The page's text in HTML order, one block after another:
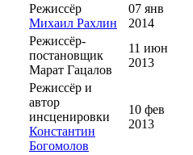
Режиссёр
Михаил Рахлин
07 янв
2014
Режиссёр-
постановщик
Марат Гацалов
11 июн
2013
Режиссёр и
автор
инсценировки
Константин
Богомолов
10 фев
2013